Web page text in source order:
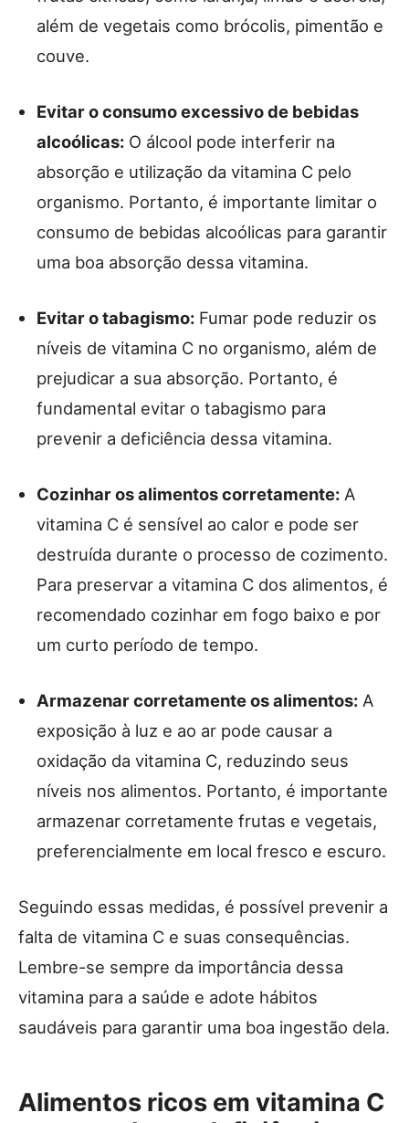
além de vegetais como brócolis, pimentão e
couve.
Evitar o consumo excessivo de bebidas
alcoólicas: O álcool pode interferir na
absorção e utilização da vitamina C pelo
organismo. Portanto, é importante limitar o
consumo de bebidas alcoólicas para garantir
uma boa absorção dessa vitamina.
Evitar o tabagismo: Fumar pode reduzir os
níveis de vitamina C no organismo, além de
prejudicar a sua absorção. Portanto, é
fundamental evitar o tabagismo para
prevenir a deficiência dessa vitamina.
Cozinhar os alimentos corretamente: A
vitamina C é sensível ao calor e pode ser
destruída durante o processo de cozimento.
Para preservar a vitamina C dos alimentos, é
recomendado cozinhar em fogo baixo e por
um curto período de tempo.
Armazenar corretamente os alimentos: A
exposição à luz e ao ar pode causar a
oxidação da vitamina C, reduzindo seus
níveis nos alimentos. Portanto, é importante
armazenar corretamente frutas e vegetais,
preferencialmente em local fresco e escuro.
Seguindo essas medidas, é possível prevenir a
falta de vitamina C e suas consequências.
Lembre-se sempre da importância dessa
vitamina para a saúde e adote hábitos
saudáveis para garantir uma boa ingestão dela.
Alimentos ricos em vitamina C